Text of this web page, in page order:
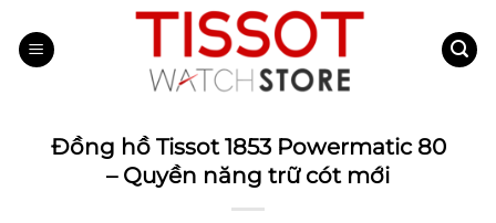
content
Đồng hồ Tissot 1853 Powermatic 80
– Quyền năng trữ cót mới